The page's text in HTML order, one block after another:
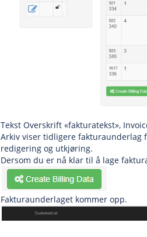
Tekst Overskrift «fakturatekst»,
Arkiv viser tidligere fakturaunderlag
redigering og utkjøring.
Dersom du er nå klar til å lage
Fakturaunderlaget kommer opp.